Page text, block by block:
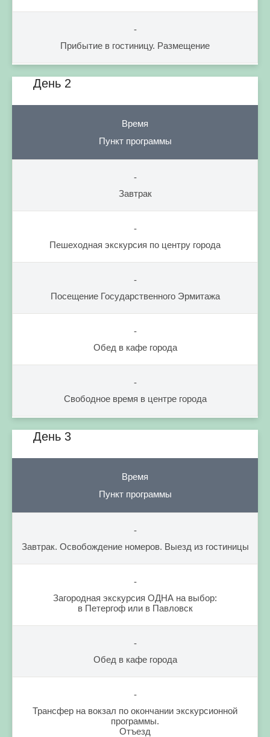
-
Прибытие в гостиницу. Размещение
День 2
Время
Пункт программы
-
Завтрак
-
Пешеходная экскурсия по центру города
-
Посещение Государственного Эрмитажа
-
Обед в кафе города
-
Свободное время в центре города
День 3
Время
Пункт программы
-
Завтрак. Освобождение номеров. Выезд из гостиницы
-
Загородная экскурсия ОДНА на выбор:
в Петергоф или в Павловск
-
Обед в кафе города
-
Трансфер на вокзал по окончании экскурсионной
программы.
Отъезд